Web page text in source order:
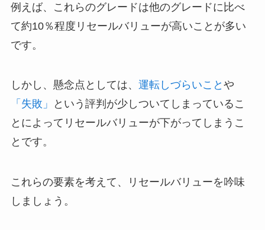
例えば、これらのグレードは他のグレードに比べ
て約10％程度リセールバリューが高いことが多い
です。
しかし、懸念点としては、 運転しづらいこと や
「失敗」
という評判が少しついてしまっているこ
とによってリセールバリューが下がってしまうこ
とです。
これらの要素を考えて、リセールバリューを吟味
しましょう。